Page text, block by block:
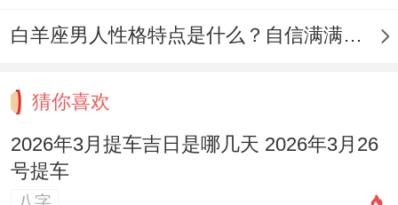
从用户角度出发;这种双重标准常变成情感裂
社交频率
每周1次 3-5人 12%
每周3次
白羊座男人性格特点是什么？自信满满但缺乏耐心
猜你喜欢
2026年3月提车吉日是哪几天 2026年3月26
号提车